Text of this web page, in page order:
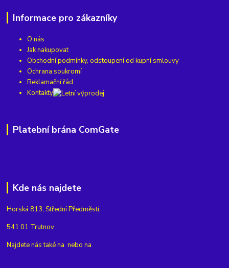
Informace pro zákazníky
O nás
Jak nakupovat
Obchodní podmínky, odstoupení od kupní smlouvy
Ochrana soukromí
Reklamační řád
Kontakty
Platební brána ComGate
Kde nás najdete
Horská 813, Střední Předměstí,
541 01 Trutnov
Najdete nás také na nebo na